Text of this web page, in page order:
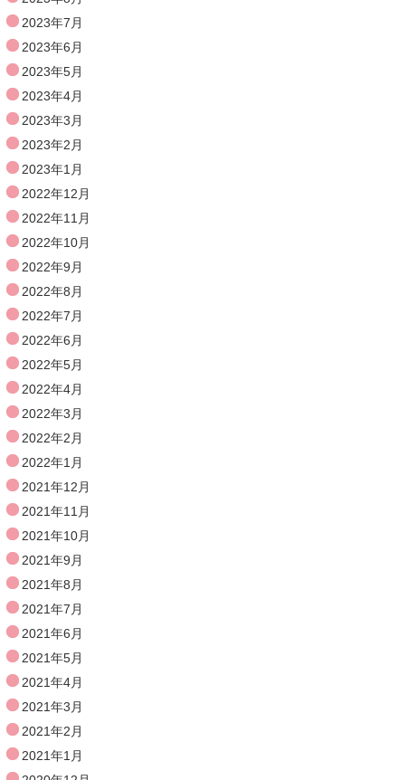
2023年7月
2023年6月
2023年5月
2023年4月
2023年3月
2023年2月
2023年1月
2022年12月
2022年11月
2022年10月
2022年9月
2022年8月
2022年7月
2022年6月
2022年5月
2022年4月
2022年3月
2022年2月
2022年1月
2021年12月
2021年11月
2021年10月
2021年9月
2021年8月
2021年7月
2021年6月
2021年5月
2021年4月
2021年3月
2021年2月
2021年1月